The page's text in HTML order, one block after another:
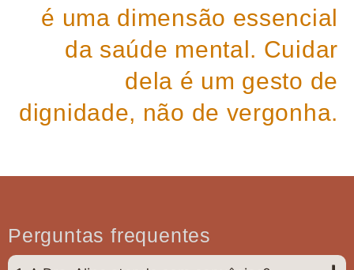
é uma dimensão essencial
da saúde mental. Cuidar
dela é um gesto de
dignidade, não de vergonha.
Perguntas frequentes